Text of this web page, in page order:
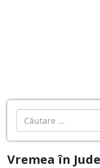
Cautare
Vremea în